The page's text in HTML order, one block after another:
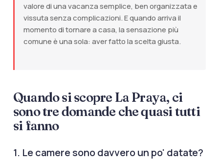
valore di una vacanza semplice, ben organizzata e
vissuta senza complicazioni. E quando arriva il
momento di tornare a casa, la sensazione più
comune è una sola: aver fatto la scelta giusta.
Quando si scopre La Praya, ci
sono tre domande che quasi tutti
si fanno
1. Le camere sono davvero un po' datate?